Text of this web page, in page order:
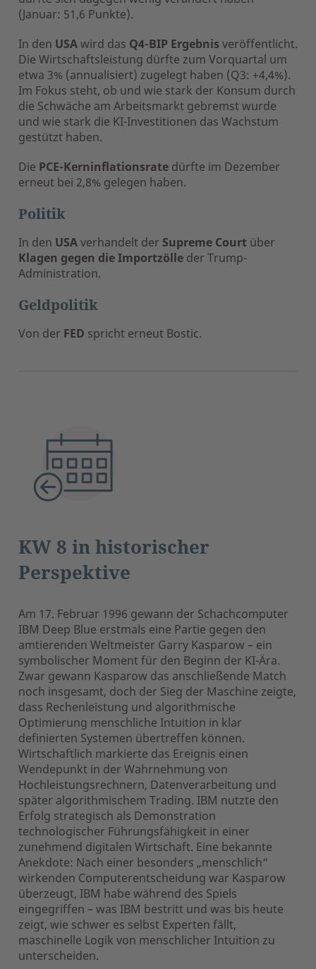
(Januar: 51,6 Punkte).
In den USAwird das Q4-BIP Ergebnis veröffentlicht.
Die Wirtschaftsleistung dürfte zum Vorquartal um
etwa 3% (annualisiert) zugelegt haben (Q3: +4,4%).
Im Fokus steht, ob und wie stark der Konsum durch
die Schwäche am Arbeitsmarkt gebremst wurde
und wie stark die KI-Investitionen das Wachstum
gestützt haben.
Die PCE-Kerninflationsrate dürfte im Dezember
erneut bei 2,8% gelegen haben.
Politik
In den USAverhandelt der Supreme Court über
Klagen gegen die Importzölle der Trump-
Administration.
Geldpolitik
Von der FED spricht erneut Bostic.
KW 8 in historischer
Perspektive
Am 17. Februar 1996 gewann der Schachcomputer
IBM Deep Blue erstmals eine Partie gegen den
amtierenden Weltmeister Garry Kasparow – ein
symbolischer Moment für den Beginn der KI-Ära.
Zwar gewann Kasparow das anschließende Match
noch insgesamt, doch der Sieg der Maschine zeigte,
dass Rechenleistung und algorithmische
Optimierung menschliche Intuition in klar
definierten Systemen übertreffen können.
Wirtschaftlich markierte das Ereignis einen
Wendepunkt in der Wahrnehmung von
Hochleistungsrechnern, Datenverarbeitung und
später algorithmischem Trading. IBM nutzte den
Erfolg strategisch als Demonstration
technologischer Führungsfähigkeit in einer
zunehmend digitalen Wirtschaft. Eine bekannte
Anekdote: Nach einer besonders „menschlich“
wirkenden Computerentscheidung war Kasparow
überzeugt, IBM habe während des Spiels
eingegriffen – was IBM bestritt und was bis heute
zeigt, wie schwer es selbst Experten fällt,
maschinelle Logik von menschlicher Intuition zu
unterscheiden.